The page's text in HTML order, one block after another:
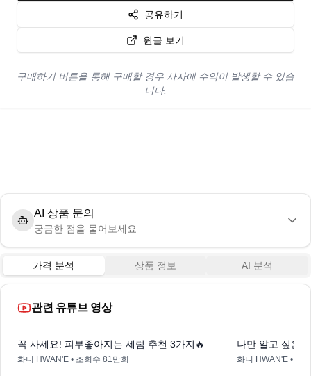
공유하기
원글 보기
구매하기 버튼을 통해 구매할 경우 사자에 수익이 발생할 수 있습
니다.
AI 상품 문의
궁금한 점을 물어보세요
가격 분석 상품 정보 AI 분석
관련 유튜브 영상
꼭 사세요! 피부좋아지는 세럼 추천 3가지🔥
화니 HWAN'E • 조회수 81만회
나만 알고 싶은
화니 HWAN'E • 조